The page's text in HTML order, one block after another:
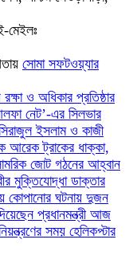
সোমা সফটওয়্যার
ও অধিকার প্রতিষ্ঠার
নেট’-এর সিলভার
ইসলাম ও কাজী
আরেক ট্রাকের ধাক্কা,
জোট গঠনের আহ্বান
মুক্তিযোদ্ধা ডাক্তার
কোপানোর ঘটনায় দুজন
প্রধানমন্ত্রী আজ
সময় হেলিকপ্টার